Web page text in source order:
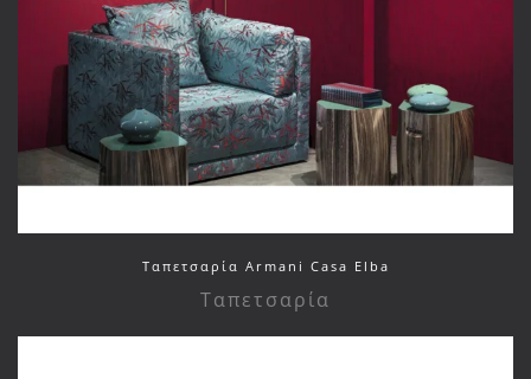
Ταπετσαρία Armani Casa Elba
Ταπετσαρία